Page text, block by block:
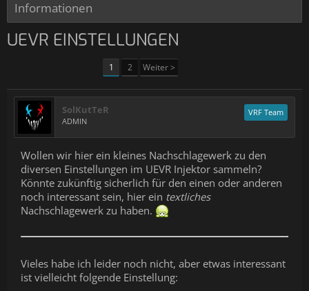
Informationen
UEVR EINSTELLUNGEN
1 2 Weiter >
SolKutTeR
ADMIN
VRF Team
Wollen wir hier ein kleines Nachschlagewerk zu den
diversen Einstellungen im UEVR Injektor sammeln?
Könnte zukünftig sicherlich für den einen oder anderen
noch interessant sein, hier ein textliches
Nachschlagewerk zu haben.
Vieles habe ich leider noch nicht, aber etwas interessant
ist vielleicht folgende Einstellung: